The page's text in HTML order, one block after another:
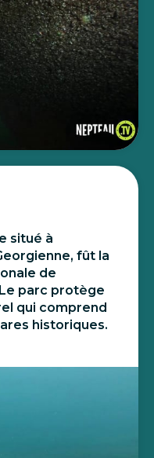
situé à
fût la
de
parc protège
qui comprend
historiques.